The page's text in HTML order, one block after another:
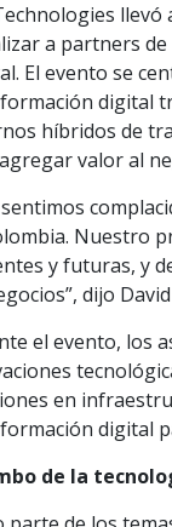
llevó
a partners
El evento se
digital
híbridos de
valor al
Nuestro
y futuras, y
dijo
el evento, los
en
digital
de la